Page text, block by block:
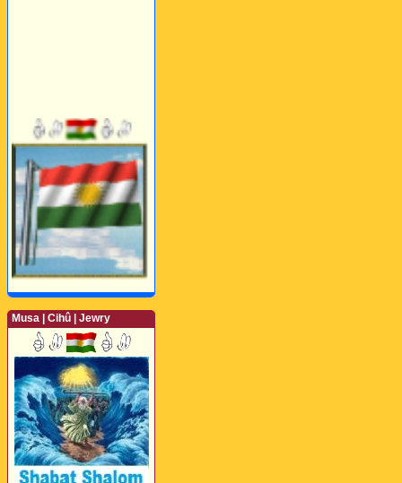
Musa | Cihû | Jewry